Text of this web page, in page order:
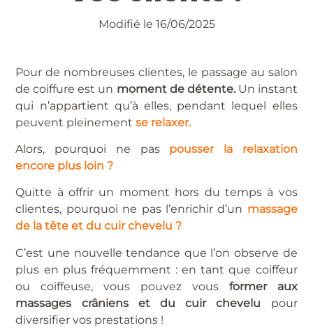
Modifié le 16/06/2025
Pour de nombreuses clientes, le passage au salon
de coiffure est un moment de détente.Un instant
qui n’appartient qu’à elles, pendant lequel elles
peuvent pleinementse relaxer.
Alors, pourquoi ne paspousser la relaxation
encore plus loin ?
Quitte à offrir un moment hors du temps à vos
clientes, pourquoi ne pas l’enrichir d’un massage
de la tête et du cuir chevelu ?
C’est une nouvelle tendance que l’on observe de
plus en plus fréquemment : en tant que coiffeur
ou coiffeuse, vous pouvez vousformer aux
massages crâniens et du cuir chevelu pour
diversifier vos prestations !